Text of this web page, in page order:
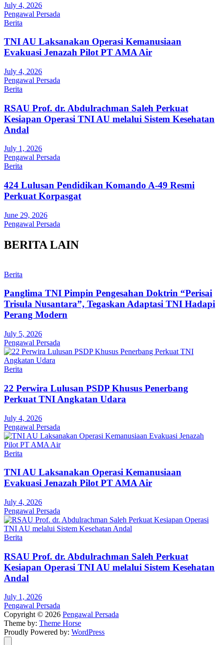
July 4, 2026
Pengawal Persada
Berita
TNI AU Laksanakan Operasi Kemanusiaan
Evakuasi Jenazah Pilot PT AMA Air
July 4, 2026
Pengawal Persada
Berita
RSAU Prof. dr. Abdulrachman Saleh Perkuat
Kesiapan Operasi TNI AU melalui Sistem Kesehatan
Andal
July 1, 2026
Pengawal Persada
Berita
424 Lulusan Pendidikan Komando A-49 Resmi
Perkuat Korpasgat
June 29, 2026
Pengawal Persada
BERITA LAIN
Berita
Panglima TNI Pimpin Pengesahan Doktrin “Perisai
Trisula Nusantara”, Tegaskan Adaptasi TNI Hadapi
Perang Modern
July 5, 2026
Pengawal Persada
Berita
22 Perwira Lulusan PSDP Khusus Penerbang
Perkuat TNI Angkatan Udara
July 4, 2026
Pengawal Persada
Berita
TNI AU Laksanakan Operasi Kemanusiaan
Evakuasi Jenazah Pilot PT AMA Air
July 4, 2026
Pengawal Persada
Berita
RSAU Prof. dr. Abdulrachman Saleh Perkuat
Kesiapan Operasi TNI AU melalui Sistem Kesehatan
Andal
July 1, 2026
Pengawal Persada
Copyright © 2026 Pengawal Persada
Theme by: Theme Horse
Proudly Powered by: WordPress